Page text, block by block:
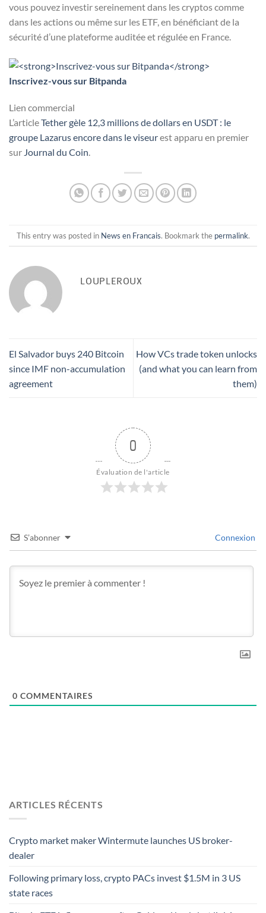
vous pouvez investir sereinement dans les cryptos comme
dans les actions ou même sur les ETF, en bénéficiant de la
sécurité d’une plateforme auditée et régulée en France.
Inscrivez-vous sur Bitpanda
Lien commercial
L’articleTether gèle 12,3 millions de dollars en USDT : le
groupe Lazarus encore dans le viseurest apparu en premier
sur Journal du Coin.
This entry was posted in News en Francais. Bookmark the permalink.
LOUPLEROUX
El Salvador buys 240 Bitcoin
since IMF non-accumulation
agreement
How VCs trade token unlocks
(and what you can learn from
them)
0
Évaluation de l'article
S’abonner Connexion
0 COMMENTAIRES
ARTICLES RÉCENTS
Crypto market maker Wintermute launches US broker-
dealer
Following primary loss, crypto PACs invest $1.5M in 3 US
state races